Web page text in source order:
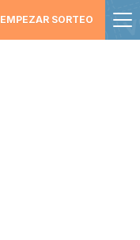
EMPEZAR SORTEO